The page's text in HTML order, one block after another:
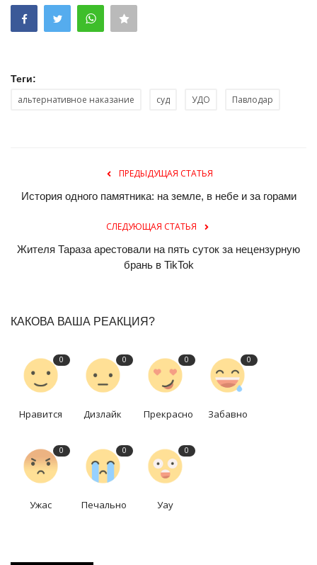
Теги:
альтернативное наказание суд УДО Павлодар
ПРЕДЫДУЩАЯ СТАТЬЯ
История одного памятника: на земле, в небе и за горами
СЛЕДУЮЩАЯ СТАТЬЯ
Жителя Тараза арестовали на пять суток за нецензурную
брань в TikTok
КАКОВА ВАША РЕАКЦИЯ?
0
Нравится
0
Дизлайк
0
Прекрасно
0
Забавно
0
Ужас
0
Печально
0
Уау